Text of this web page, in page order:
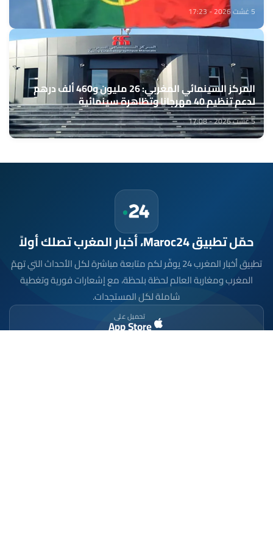
5 غشت 2026 - 17:23
المركز السينمائي المغربي: 26 مليون و460 ألف درهم
لدعم تنظيم 40 مهرجانا وتظاهرة سينمائية
5 غشت 2026 - 17:08
حمّل تطبيق Maroc24، أخبار المغرب تصلك أولاً
تطبيق أخبار المغرب 24 يوفّر لكم متابعة مباشرة لكل الأحداث التي تهمّ
المغرب ومغاربة العالم لحظة بلحظة، مع إشعارات فورية وتغطية
شاملة لكل المستجدات.
تحميل على
App Store